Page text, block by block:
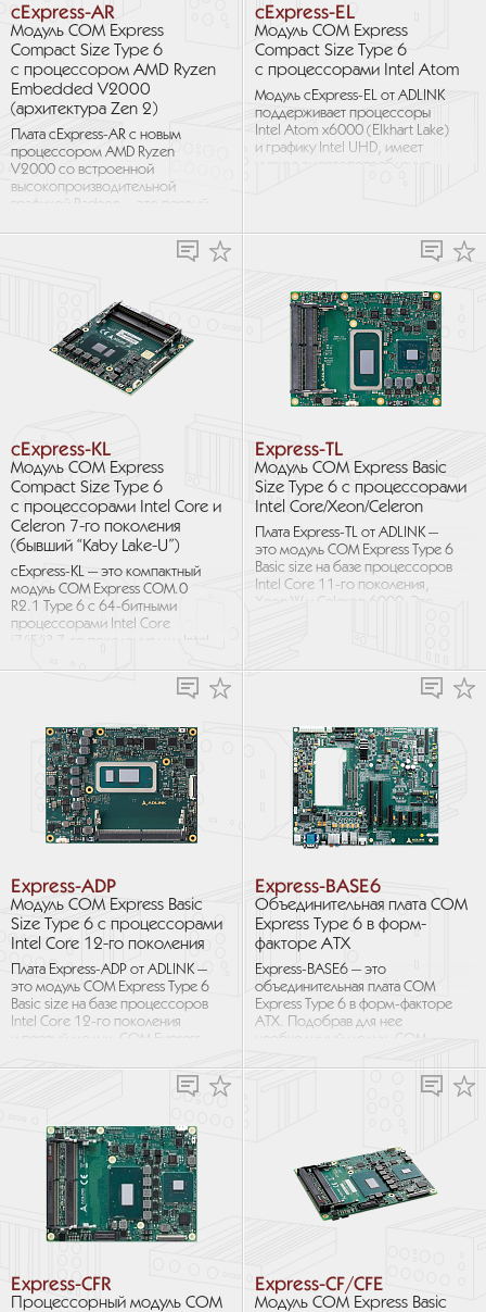
cExpress-AR
Модуль COM Express
Compact Size Type 6
с процессором AMD Ryzen
Embedded V2000
(архитектура Zen 2)
Плата cExpress-AR с новым
процессором AMD Ryzen
V2000 со встроенной
высокопроизводительной
графикой Radeon — это первый
с поддержкой 8-ядерного...
cExpress-EL
Модуль COM Express
Compact Size Type 6
с процессорами Intel Atom
Модуль cExpress-EL от ADLINK
поддерживает процессоры
Intel Atom x6000 (Elkhart Lake)
и графику Intel UHD, имеет
низкое энергопотребление
cExpress-KL
Модуль COM Express
Compact Size Type 6
с процессорами Intel Core и
Celeron 7-го поколения
(бывший “Kaby Lake-U”)
cExpress-KL — это компактный
модуль COM Express COM.0
R2.1 Type 6 с 64-битными
процессорами Intel Core
i7/i5/i3 7-го поколения или Intel
тепловыделения...
Express-TL
Модуль COM Express Basic
Size Type 6 с процессорами
Intel Core/Xeon/Celeron
Плата Express-TL от ADLINK —
это модуль COM Express Type 6
Basic size на базе процессоров
Intel Core 11-го поколения,
Xeon W и Celeron 6000. Это
Express-ADP
Модуль COM Express Basic
Size Type 6 с процессорами
Intel Core 12-го поколения
Плата Express-ADP от ADLINK —
это модуль COM Express Type 6
Basic size на базе процессоров
Intel Core 12-го поколения
и первый модуль COM Express
Express-BASE6
Объединительная плата COM
Express Type 6 в форм-
факторе ATX
Express-BASE6 — это
объединительная плата COM
Express Type 6 в форм-факторе
ATX. Подобрав для нее
необходимый модуль COM
платы расширения...
Express-CFR
Процессорный модуль COM
Express-CF/CFE
Модуль COM Express Basic